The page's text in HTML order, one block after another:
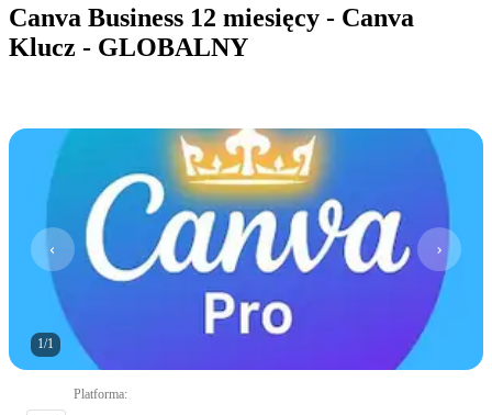
Canva Business 12 miesięcy - Canva
Klucz - GLOBALNY
1/1
Platforma: